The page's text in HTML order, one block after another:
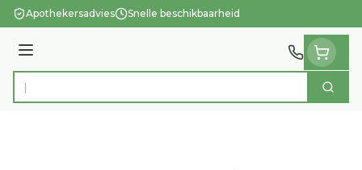
Ga naar de inhoud
Apothekersadvies Snelle beschikbaarheid
Menu
Product, merk, categorie... Zoek